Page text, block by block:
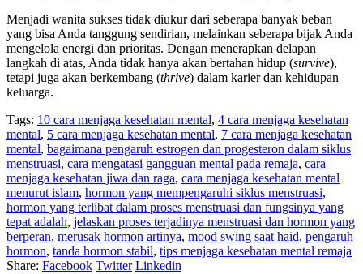
Menjadi wanita sukses tidak diukur dari seberapa banyak beban
yang bisa Anda tanggung sendirian, melainkan seberapa bijak Anda
mengelola energi dan prioritas. Dengan menerapkan delapan
langkah di atas, Anda tidak hanya akan bertahan hidup (survive),
tetapi juga akan berkembang (thrive) dalam karier dan kehidupan
keluarga.
Tags: 10 cara menjaga kesehatan mental, 4 cara menjaga kesehatan
mental, 5 cara menjaga kesehatan mental, 7 cara menjaga kesehatan
mental, bagaimana pengaruh estrogen dan progesteron dalam siklus
menstruasi, cara mengatasi gangguan mental pada remaja, cara
menjaga kesehatan jiwa dan raga, cara menjaga kesehatan mental
menurut islam, hormon yang mempengaruhi siklus menstruasi,
hormon yang terlibat dalam proses menstruasi dan fungsinya yang
tepat adalah, jelaskan proses terjadinya menstruasi dan hormon yang
berperan, merusak hormon artinya, mood swing saat haid, pengaruh
hormon, tanda hormon stabil, tips menjaga kesehatan mental remaja
Share: Facebook Twitter Linkedin